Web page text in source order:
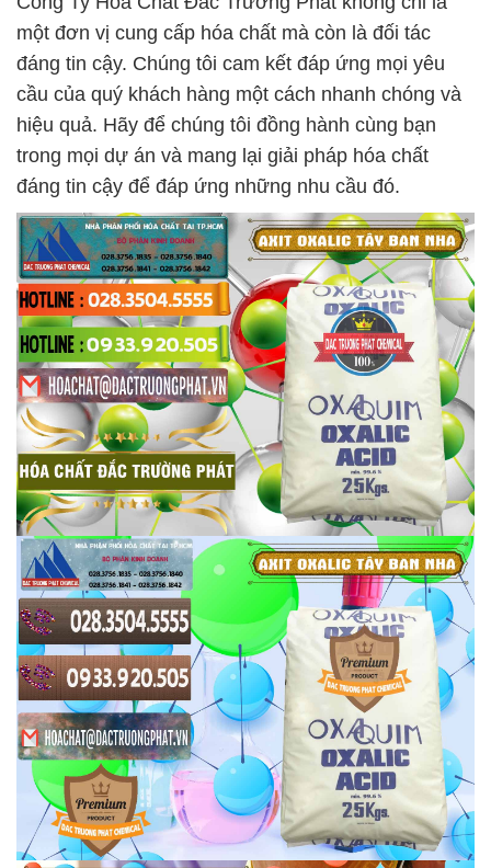
một đơn vị cung cấp hóa chất mà còn là đối tác
đáng tin cậy. Chúng tôi cam kết đáp ứng mọi yêu
cầu của quý khách hàng một cách nhanh chóng và
hiệu quả. Hãy để chúng tôi đồng hành cùng bạn
trong mọi dự án và mang lại giải pháp hóa chất
đáng tin cậy để đáp ứng những nhu cầu đó.